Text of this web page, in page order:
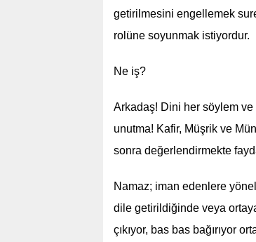
getirilmesini engellemek
rolüne soyunmak istiyordur.
Ne iş?
Arkadaş! Dini her söylem
unutma! Kafir, Müşrik ve
sonra değerlendirmekte
Namaz; iman edenlere
dile getirildiğinde veya
çıkıyor, bas bas bağırıyor